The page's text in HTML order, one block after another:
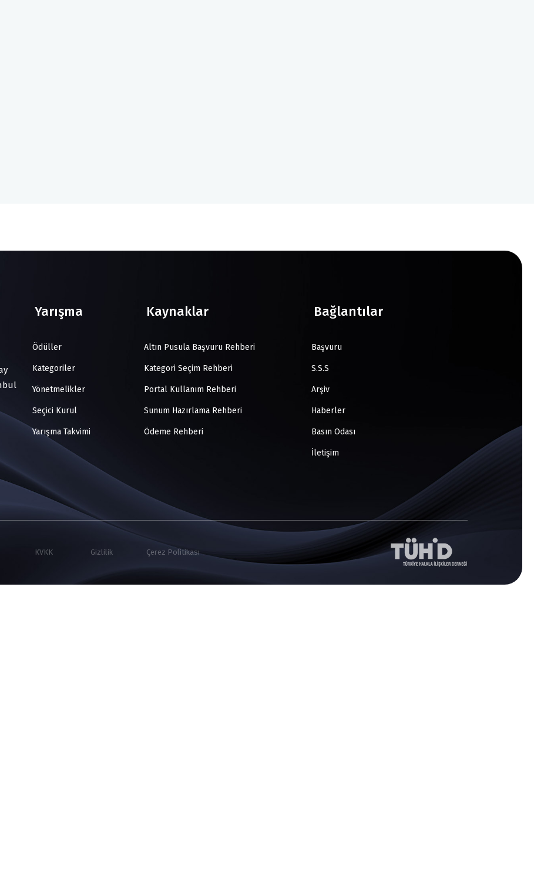
Yarışma
Ödüller
Kategoriler
Yönetmelikler
Seçici Kurul
Yarışma Takvimi
Kaynaklar
Altın Pusula Başvuru Rehberi
Kategori Seçim Rehberi
Portal Kullanım Rehberi
Sunum Hazırlama Rehberi
Ödeme Rehberi
Bağlantılar
Başvuru
S.S.S
Arşiv
Haberler
Basın Odası
İletişim
KVKK Gizlilik Çerez Politikası